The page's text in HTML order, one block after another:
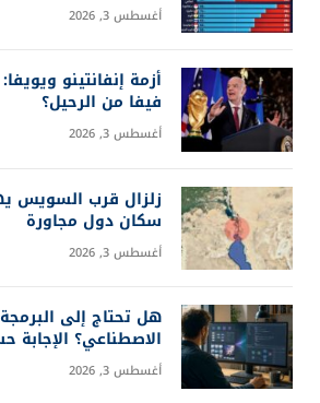
أغسطس 3, 2026
أزمة إنفانتينو
فيفا من الرحيل؟
أغسطس 3, 2026
زلزال قرب السويس
سكان دول مجاورة
أغسطس 3, 2026
هل تحتاج إلى
الاصطناعي؟
أغسطس 3, 2026